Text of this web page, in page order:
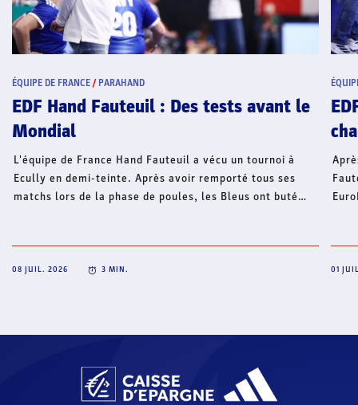
ÉQUIPE DE FRANCE/ PARAHAND
EDF Hand Fauteuil : Des tests avant le
Mondial
L'équipe de France Hand Fauteuil a vécu un tournoi à
Ecully en demi-teinte. Après avoir remporté tous ses
matchs lors de la phase de poules, les Bleus ont buté
08 JUIL. 2026 3MIN.
ÉQUIPE
01 JUIL.